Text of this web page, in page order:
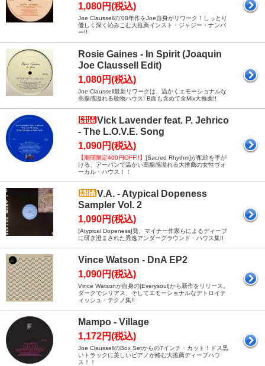
1,080円(税込)
Joe Claussellの'08年作をJoe自身がリワーク！しっとり
優しく深く沁みこむ大推薦インスト・ジャジー・ナンバ
ー!!
Rosie Gaines - In Spirit (Joaquin
Joe Claussell Edit)
1,080円(税込)
Joe Claussell最新リワークは、温かくエモーショナルな
高揚感溢れる歌物ハウス! B面も含めて全Mix大推薦!!
Vick Lavender feat. P. Jehrico
- The L.O.V.E. Song
1,090円(税込)
【期間限定400円OFF!!】 [Sacred Rhythm]が配給を手が
ける、アーバンで温かい高揚感溢れる大推薦の女性ヴォ
ーカル・ハウス！！
V.A. - Atypical Dopeness
Sampler Vol. 2
1,090円(税込)
[Atypical Dopeness]発、マイナー作家らによるディープ
に研ぎ澄まされた秀逸アンダーグラウンド・ハウス集!!
Vince Watson - DnA EP2
1,090円(税込)
Vince Watsonが自身の[Everysoul]から新作をリリース。
ダークでシリアス、そしてエモーショナルなデトロイテ
ィッシュ・テクノ集!!
Mampo - Village
1,172円(税込)
Joe ClaussellのBox Setからの7インチ・カット！ドス黒
いトラックに美しいピアノが絡む大推薦ディープハウ
ス！！